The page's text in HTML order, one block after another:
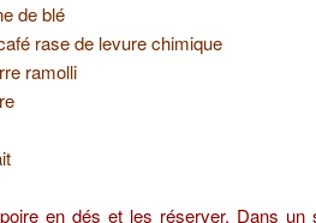
de blé
rase de levure chimique
ramolli
en dés et les réserver. Dans un